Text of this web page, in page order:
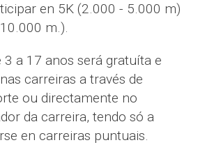
en 5K (2.000 - 5.000 m)
m.).
a 17 anos será gratuíta e
carreiras a través de
ou directamente no
da carreira, tendo só a
en carreiras puntuais.